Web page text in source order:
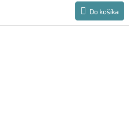
Do košíka